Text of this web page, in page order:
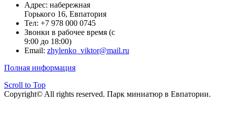
Адрес: набережная
Горького 16, Евпатория
Тел: +7 978 000 0745
Звонки в рабочее время (с
9:00 до 18:00)
Email: zhylenko_viktor@mail.ru
Полная информация
Scroll to Top
Copyright© All rights reserved. Парк миниатюр в Евпатории.